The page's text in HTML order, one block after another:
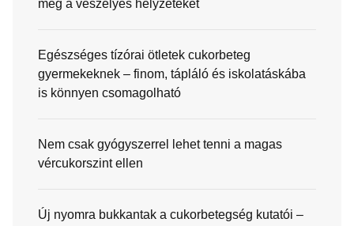
meg a veszélyes helyzeteket
Egészséges tízórai ötletek cukorbeteg
gyermekeknek – finom, tápláló és iskolatáskába
is könnyen csomagolható
Nem csak gyógyszerrel lehet tenni a magas
vércukorszint ellen
Új nyomra bukkantak a cukorbetegség kutatói –